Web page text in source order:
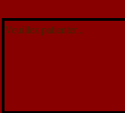
Veuillez patienter...